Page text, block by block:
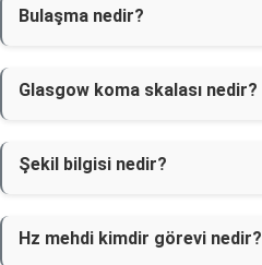
Bulaşma nedir?
Glasgow koma skalası nedir?
Şekil bilgisi nedir?
Hz mehdi kimdir görevi nedir?